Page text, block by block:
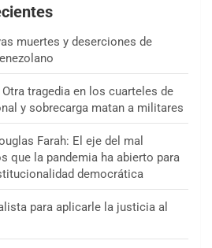
muertes y deserciones de
Otra tragedia en los cuarteles de
y sobrecarga matan a militares
Farah: El eje del mal
que la pandemia ha abierto para
democrática
para aplicarle la justicia al